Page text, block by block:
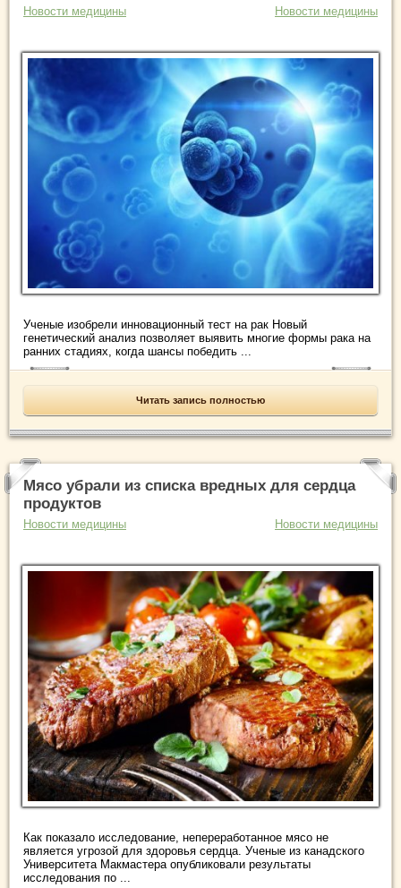
Новости медицины Новости медицины
Ученые изобрели инновационный тест на рак Новый
генетический анализ позволяет выявить многие формы рака на
ранних стадиях, когда шансы победить ...
Читать запись полностью
Мясо убрали из списка вредных для сердца
продуктов
Новости медицины Новости медицины
Как показало исследование, непереработанное мясо не
является угрозой для здоровья сердца. Ученые из канадского
Университета Макмастера опубликовали результаты
исследования по ...